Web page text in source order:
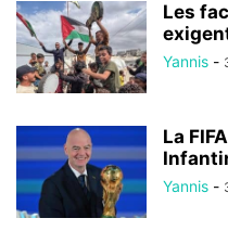
Les
Yannis -
La
Yannis -